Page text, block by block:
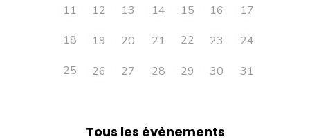
11
12 13 14 15 16
17
18
19 20 21 22 23
24
25
26 27 28 29 30 31
Tous les évènements